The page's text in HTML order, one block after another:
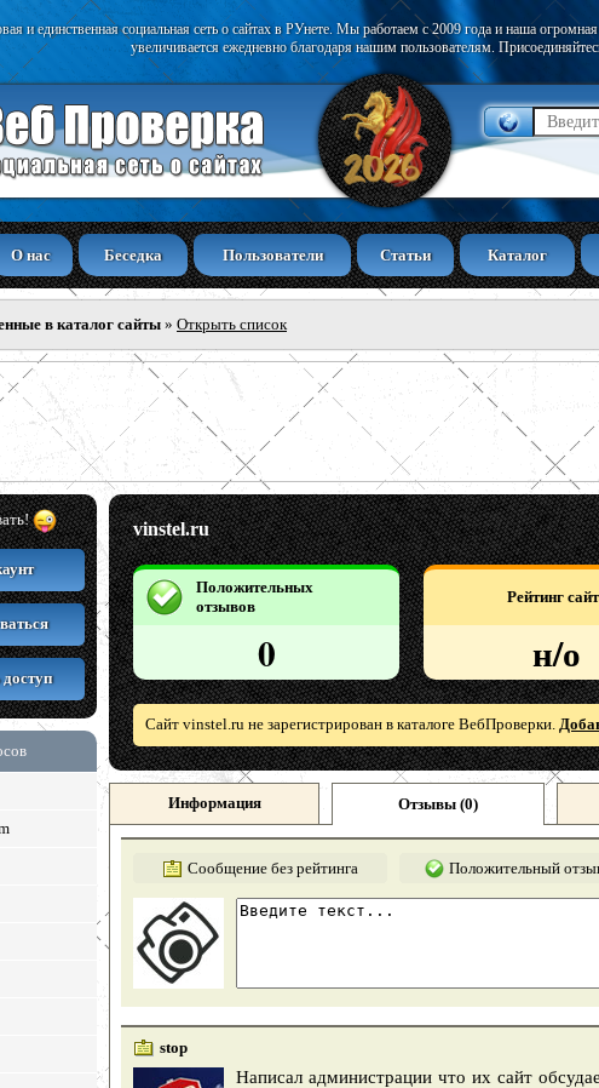
и единственная социальная сеть о сайтах в РУнете. Мы работаем с 2009 года и наша
увеличивается ежедневно благодаря нашим пользователям.
О нас Беседка Пользователи Статьи Каталог
в каталог сайты » Открыть список
vinstel.ru
Положительных
отзывов
0
Рейтинг
н/о
Сайт vinstel.ru не зарегистрирован в каталоге ВебПроверки.
Информация Отзывы (0)
Сообщение без рейтинга Положительный
stop
Написал администрации что их сайт